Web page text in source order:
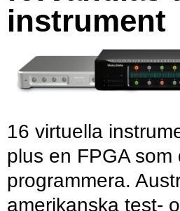
instrument
16 virtuella
plus en FPGA som
programmera.
amerikanska test-